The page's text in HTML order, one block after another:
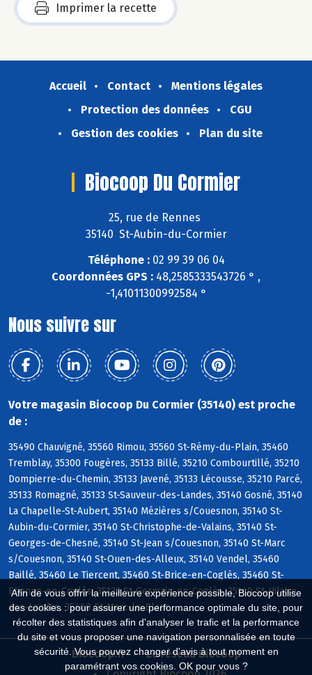
Afin de vous offrir la meilleure expérience possible, Biocoop utilise
des cookies : pour assurer une performance optimale du site, pour
récolter des statistiques afin d'analyser le trafic et la performance
du site et vous proposer une navigation personnalisée en toute
sécurité. Vous pouvez changer d'avis à tout moment en
paramétrant vos cookies. OK pour vous ?
Imprimer la recette
Accueil Contact
Mentions légales
Protection des données
CGU
Gestion des cookies
Plan du site
Biocoop Du Cormier
25, rue de Rennes
35140 St-Aubin-du-Cormier
Téléphone :02 99 39 06 04
Coordonnées GPS : 48,2585333543726 ° ,
-1,41011300992584 °
Nous suivre sur
Votre magasin Biocoop Du Cormier (35140) est proche
de :
35490 Chauvigné, 35560 Rimou, 35560 St-Rémy-du-Plain, 35460
Tremblay, 35300 Fougères, 35133 Billé, 35210 Combourtillé, 35210
Dompierre-du-Chemin, 35133 Javené, 35133 Lécousse, 35210 Parcé,
35133 Romagné, 35133 St-Sauveur-des-Landes, 35140 Gosné, 35140
La Chapelle-St-Aubert, 35140 Mézières s/Couesnon, 35140 St-
Aubin-du-Cormier, 35140 St-Christophe-de-Valains, 35140 St-
Georges-de-Chesné, 35140 St-Jean s/Couesnon, 35140 St-Marc
s/Couesnon, 35140 St-Ouen-des-Alleux, 35140 Vendel, 35460
Baillé, 35460 Le Tiercent, 35460 St-Brice-en-Coglès, 35460 St-
Etienne-en-Coglès, 35133 St-Germain-en-Coglès, 35140 St-Hilaire-
des-Landes, 35460 St-Marc-le-Blanc
Biocoop.fr
Le réseau Biocoop